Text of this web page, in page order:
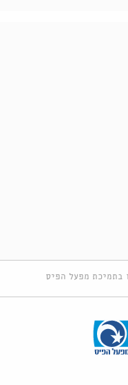
בתמיכת מפעל הפיס